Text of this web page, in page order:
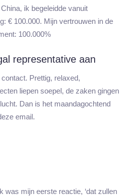
ik begeleidde vanuit
€ 100.000. Mijn vertrouwen in de
100.000%
representative aan
Prettig, relaxed,
liepen soepel, de zaken gingen
Dan is het maandagochtend
email.
was mijn eerste reactie, ‘dat zullen